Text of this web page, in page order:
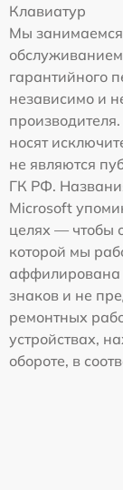
Клавиатур
Мы занимаемся
гарантийного
независимо и
носят
не являются
ГК РФ.
Microsoft
целях — чтобы
которой мы
аффилирована
знаков и не
ремонтных
устройствах,
обороте, в